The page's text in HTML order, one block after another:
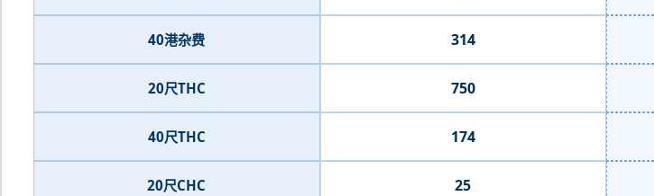
40港杂费 314
20尺THC 750
40尺THC 174
20尺CHC 25